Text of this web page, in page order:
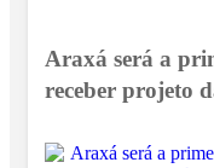
Araxá será a
receber projeto